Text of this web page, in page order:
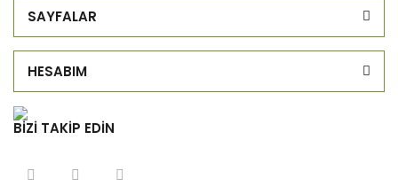
SAYFALAR
HESABIM
BİZİ TAKİP EDİN